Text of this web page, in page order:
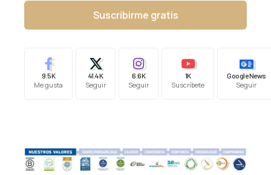
Suscribirme gratis
9.5K
Me gusta
41.4K
Seguir
6.6K
Seguir
1K
Suscríbete
Google News
Seguir